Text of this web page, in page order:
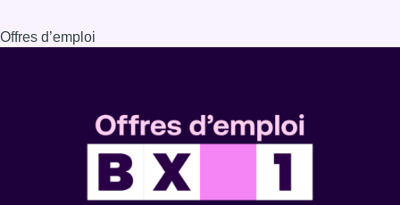
Offres d’emploi